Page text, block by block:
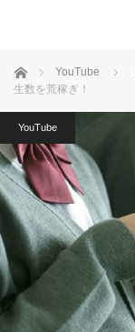
ホーム YouTube
生数を荒稼ぎ！
YouTube